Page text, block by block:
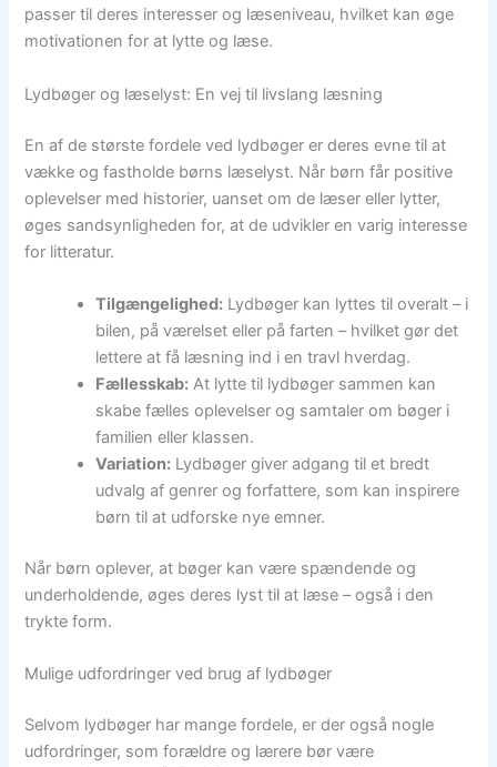
passer til deres interesser og læseniveau, hvilket kan øge
motivationen for at lytte og læse.
Lydbøger og læselyst: En vej til livslang læsning
En af de største fordele ved lydbøger er deres evne til at
vække og fastholde børns læselyst. Når børn får positive
oplevelser med historier, uanset om de læser eller lytter,
øges sandsynligheden for, at de udvikler en varig interesse
for litteratur.
Tilgængelighed: Lydbøger kan lyttes til overalt – i
bilen, på værelset eller på farten – hvilket gør det
lettere at få læsning ind i en travl hverdag.
Fællesskab: At lytte til lydbøger sammen kan
skabe fælles oplevelser og samtaler om bøger i
familien eller klassen.
Variation: Lydbøger giver adgang til et bredt
udvalg af genrer og forfattere, som kan inspirere
børn til at udforske nye emner.
Når børn oplever, at bøger kan være spændende og
underholdende, øges deres lyst til at læse – også i den
trykte form.
Mulige udfordringer ved brug af lydbøger
Selvom lydbøger har mange fordele, er der også nogle
udfordringer, som forældre og lærere bør være